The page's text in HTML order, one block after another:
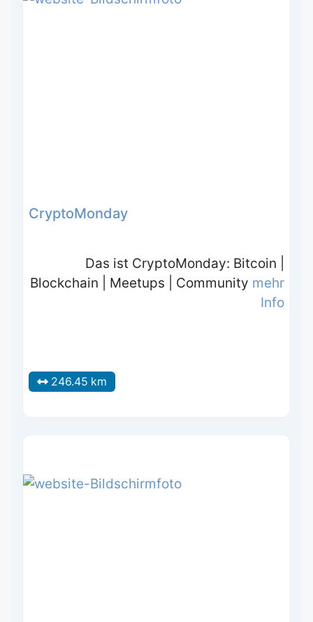
CryptoMonday
Das ist CryptoMonday: Bitcoin |
Blockchain | Meetups | Community mehr
Info
246.45 km